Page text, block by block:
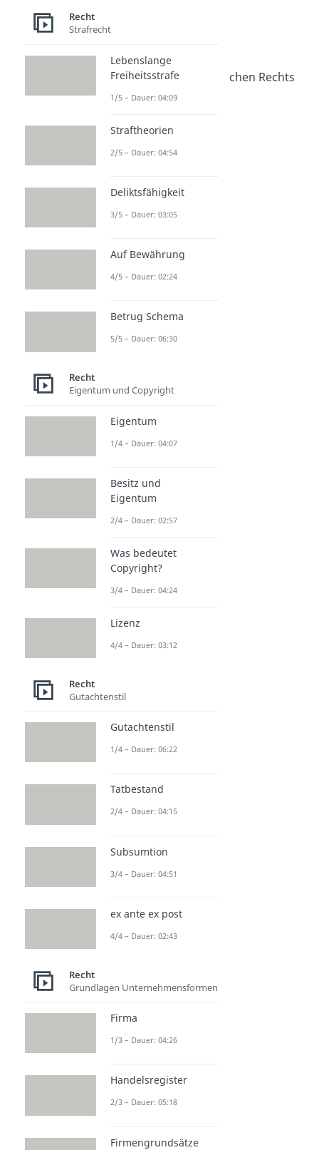
Öffentliches Recht
Dauer: 02:43
Dauer: 02:55
Körperschaft des öffentlichen Rechts
Rechtssubjekte
Recht
Strafrecht
Lebenslange
Freiheitsstrafe
1/5 – Dauer: 04:09
Straftheorien
2/5 – Dauer: 04:54
Deliktsfähigkeit
3/5 – Dauer: 03:05
Auf Bewährung
4/5 – Dauer: 02:24
Betrug Schema
5/5 – Dauer: 06:30
Recht
Eigentum und Copyright
Eigentum
1/4 – Dauer: 04:07
Besitz und
Eigentum
2/4 – Dauer: 02:57
Was bedeutet
Copyright?
3/4 – Dauer: 04:24
Lizenz
4/4 – Dauer: 03:12
Recht
Gutachtenstil
Gutachtenstil
1/4 – Dauer: 06:22
Tatbestand
2/4 – Dauer: 04:15
Subsumtion
3/4 – Dauer: 04:51
ex ante ex post
4/4 – Dauer: 02:43
Recht
Grundlagen Unternehmensformen
Firma
1/3 – Dauer: 04:26
Handelsregister
2/3 – Dauer: 05:18
Firmengrundsätze